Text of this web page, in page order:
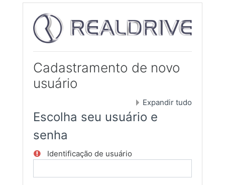
Ir para o conteúdo principal
Cadastramento de novo
usuário
Expandir tudo
Escolha seu usuário e
senha
Identificação de usuário